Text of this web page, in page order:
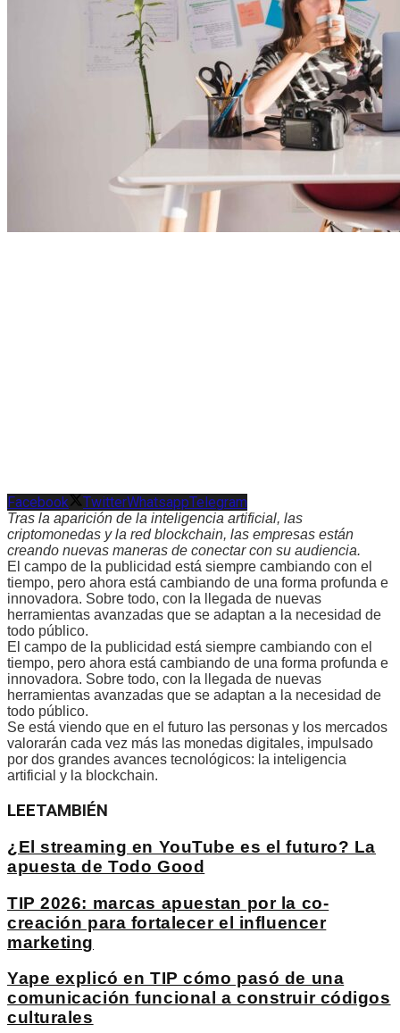
Facebook TwitterWhatsappTelegram
Tras la aparición de la inteligencia artificial, las
criptomonedas y la red blockchain, las empresas están
creando nuevas maneras de conectar con su audiencia.
El campo de la publicidad está siempre cambiando con el
tiempo, pero ahora está cambiando de una forma profunda e
innovadora. Sobre todo, con la llegada de nuevas
herramientas avanzadas que se adaptan a la necesidad de
todo público.
El campo de la publicidad está siempre cambiando con el
tiempo, pero ahora está cambiando de una forma profunda e
innovadora. Sobre todo, con la llegada de nuevas
herramientas avanzadas que se adaptan a la necesidad de
todo público.
Se está viendo que en el futuro las personas y los mercados
valorarán cada vez más las monedas digitales, impulsado
por dos grandes avances tecnológicos: la inteligencia
artificial y la blockchain.
LEETAMBIÉN
¿El streaming en YouTube es el futuro? La
apuesta de Todo Good
TIP 2026: marcas apuestan por la co-
creación para fortalecer el influencer
marketing
Yape explicó en TIP cómo pasó de una
comunicación funcional a construir códigos
culturales